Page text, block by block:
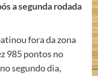
a segunda rodada
fora da zona
985 pontos no
segundo dia,